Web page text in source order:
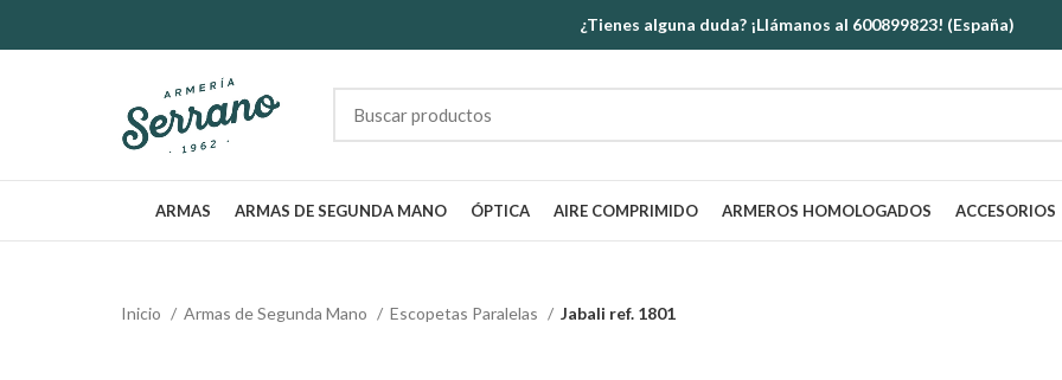
¿Tienes alguna duda? ¡Llámanos al 600899823! (España)
ARMAS ARMAS DE SEGUNDA MANO ÓPTICA AIRE COMPRIMIDO ARMEROS HOMOLOGADOS ACCESORIOS
Inicio Armas de Segunda Mano Escopetas Paralelas Jabali ref. 1801